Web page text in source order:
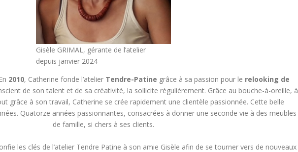
Gisèle GRIMAL, gérante de l’atelier
depuis janvier 2024
2010, Catherine fonde l’atelier Tendre-Patine grâce à sa passion pour le relooking de
de son talent et de sa créativité, la sollicite régulièrement. Grâce au bouche-à-oreille, à
grâce à son travail, Catherine se crée rapidement une clientèle passionnée. Cette belle
Quatorze années passionnantes, consacrées à donner une seconde vie à des meubles
de famille, si chers à ses clients.
les clés de l’atelier Tendre Patine à son amie Gisèle afin de se tourner vers de nouveaux